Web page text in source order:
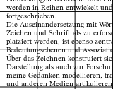
werden in Reihen entwickelt
fortgeschrieben.
Die Auseinandersetzung mit
Zeichen und Schrift als zu
platziert werden, ist ebenso
Bedeutungsebenen und
Über das Zeichnen konstruiert
Darstellung als auch zur
meine Gedanken modellieren,
und anderen Medien artikulieren